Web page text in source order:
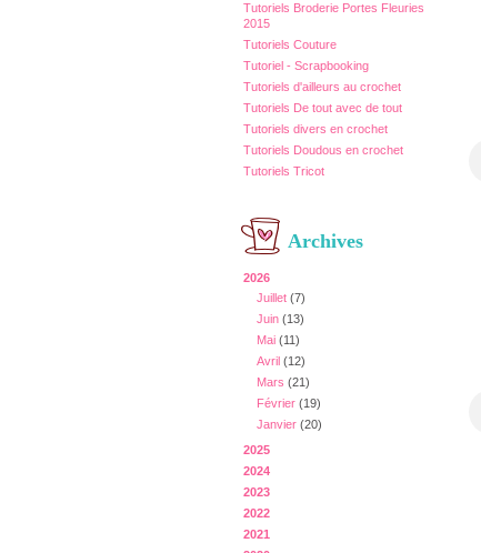
Tutoriels Broderie Portes Fleuries
2015
Tutoriels Couture
Tutoriel - Scrapbooking
Tutoriels d'ailleurs au crochet
Tutoriels De tout avec de tout
Tutoriels divers en crochet
Tutoriels Doudous en crochet
Tutoriels Tricot
Archives
2026
Juillet (7)
Juin (13)
Mai (11)
Avril (12)
Mars (21)
Février (19)
Janvier (20)
2025
2024
2023
2022
2021